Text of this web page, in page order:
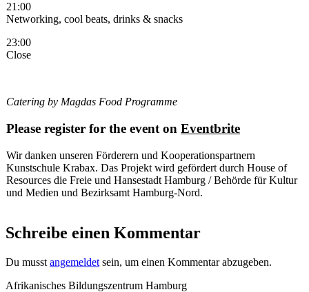
21:00
Networking, cool beats, drinks & snacks
23:00
Close
Catering by Magdas Food Programme
Please register for the event on Eventbrite
Wir danken unseren Förderern und Kooperationspartnern
Kunstschule Krabax. Das Projekt wird gefördert durch House of
Resources die Freie und Hansestadt Hamburg / Behörde für Kultur
und Medien und Bezirksamt Hamburg-Nord.
Schreibe einen Kommentar
Du musst angemeldet sein, um einen Kommentar abzugeben.
Afrikanisches Bildungszentrum Hamburg